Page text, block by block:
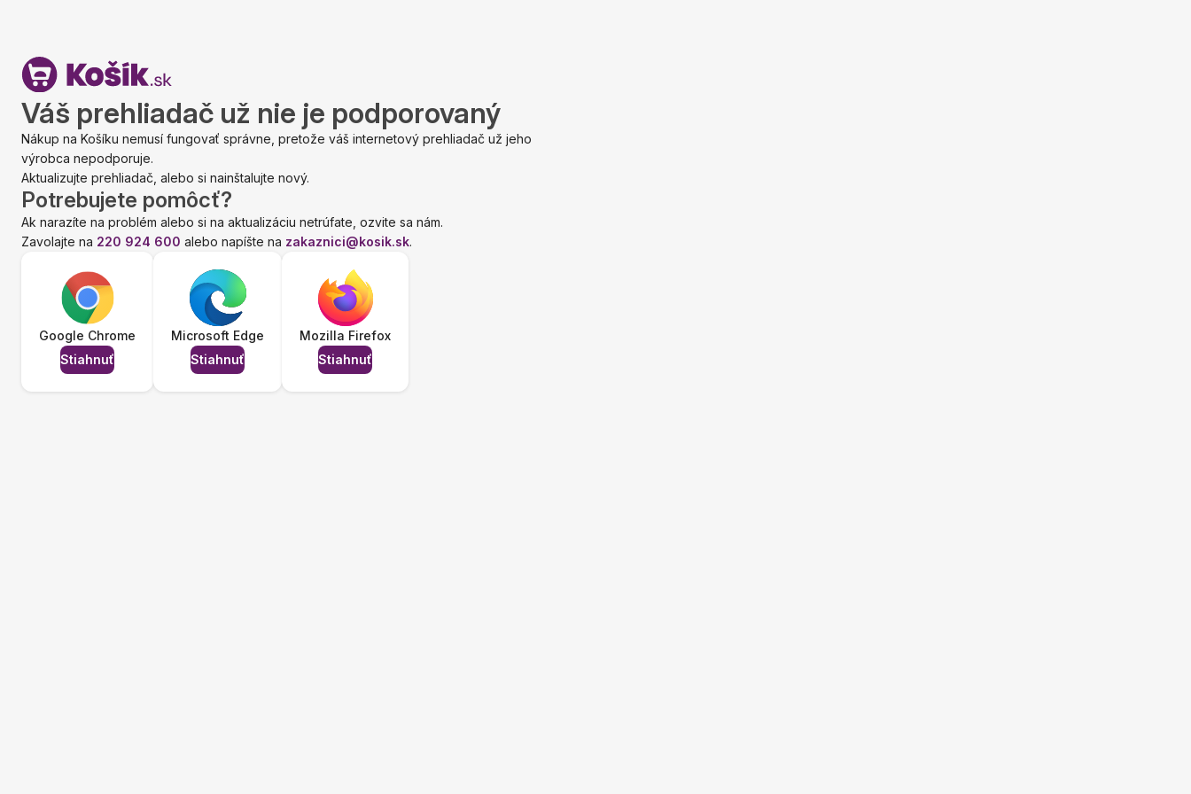
Váš prehliadač už nie je podporovaný
Nákup na Košíku nemusí fungovať správne, pretože váš internetový prehliadač už jeho
výrobca nepodporuje.
Aktualizujte prehliadač, alebo si nainštalujte nový.
Potrebujete pomôcť?
Ak narazíte na problém alebo si na aktualizáciu netrúfate, ozvite sa nám.
Zavolajte na 220 924 600 alebo napíšte na zakaznici@kosik.sk.
Google Chrome
Stiahnuť
Microsoft Edge
Stiahnuť
Mozilla Firefox
Stiahnuť